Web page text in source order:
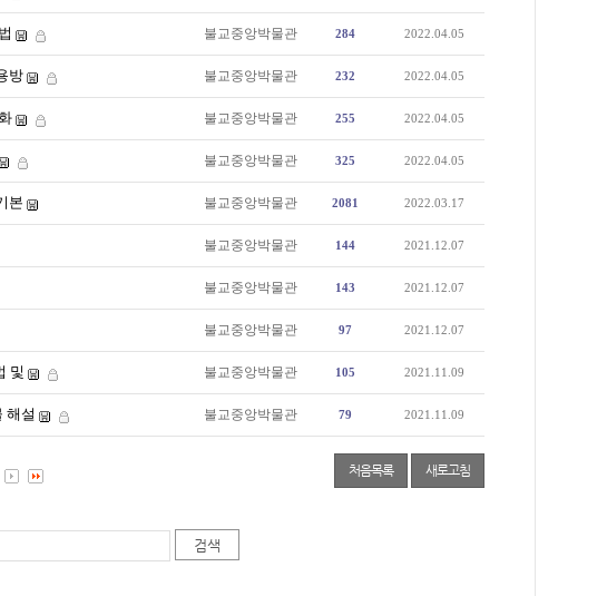
불교중앙박물관 284 2022.04.05
방 불교중앙박물관 232 2022.04.05
불교중앙박물관 255 2022.04.05
불교중앙박물관 325 2022.04.05
본 불교중앙박물관 2081 2022.03.17
불교중앙박물관 144 2021.12.07
불교중앙박물관 143 2021.12.07
불교중앙박물관 97 2021.12.07
및 불교중앙박물관 105 2021.11.09
해설 불교중앙박물관 79 2021.11.09
처음목록 새로고침